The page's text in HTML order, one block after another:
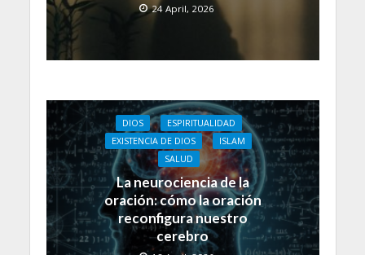
24 April, 2026
DIOS
ESPIRITUALIDAD
EXISTENCIA DE DIOS
ISLAM
SALUD
La neurociencia de la
oración: cómo la oración
reconfigura nuestro
cerebro